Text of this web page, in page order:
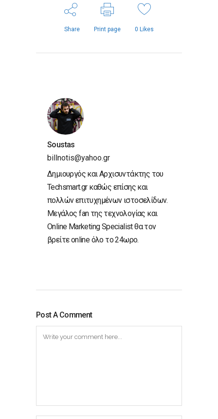
Share Print page 0 Likes
Soustas
billnotis@yahoo.gr
Δημιουργός και Αρχισυντάκτης του
Techsmart.gr καθώς επίσης και
πολλών επιτυχημένων ιστοσελίδων.
Μεγάλος fan της τεχνολογίας και
Online Marketing Specialist θα τον
βρείτε online όλο το 24ωρο.
Post A Comment